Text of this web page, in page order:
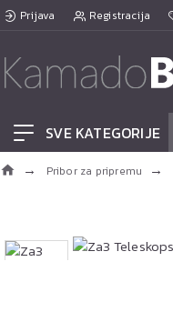
Prijava Registracija
SVE KATEGORIJE
Pribor za pripremu